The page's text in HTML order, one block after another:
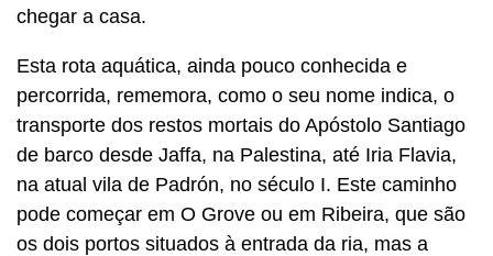
chegar a casa.
Esta rota aquática, ainda pouco conhecida e
percorrida, rememora, como o seu nome indica, o
transporte dos restos mortais do Apóstolo Santiago
de barco desde Jaffa, na Palestina, até Iria Flavia,
na atual vila de Padrón, no século I. Este caminho
pode começar em O Grove ou em Ribeira, que são
os dois portos situados à entrada da ria, mas a